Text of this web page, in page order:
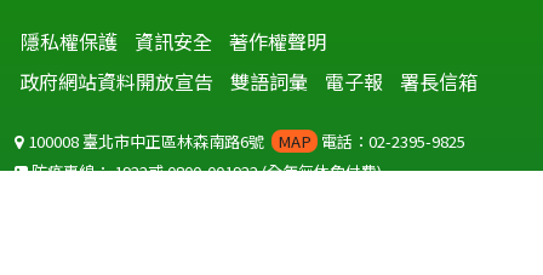
隱私權保護 資訊安全 著作權聲明
政府網站資料開放宣告
雙語詞彙 電子報 署長信箱
100008 臺北市中正區林森南路6號 MAP 電話：02-2395-9825
防疫專線：1922或0800-001922(全年無休免付費)